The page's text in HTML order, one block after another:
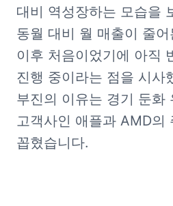
대비 역성장하는 모습을
동월 대비 월 매출이 줄
이후 처음이었기에 아직
진행 중이라는 점을 시사
부진의 이유는 경기 둔화
고객사인 애플과 AMD의
꼽혔습니다.